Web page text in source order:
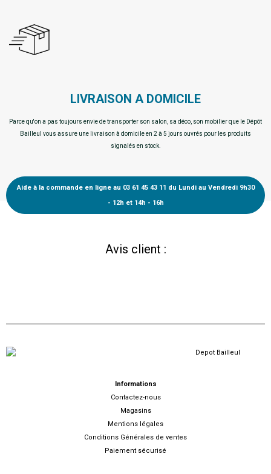
LIVRAISON A DOMICILE
Parce qu'on a pas toujours envie de transporter son salon, sa déco, son mobilier que le Dépôt
Bailleul vous assure une livraison à domicile en 2 à 5 jours ouvrés pour les produits
signalés en stock.
Aide à la commande en ligne au 03 61 45 43 11 du Lundi au Vendredi 9h30
- 12h et 14h - 16h
Avis client :
Informations
Contactez-nous
Magasins
Mentions légales
Conditions Générales de ventes
Paiement sécurisé